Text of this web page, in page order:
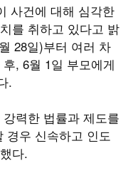
사건에 대해 심각한
를 취하고 있다고 밝
28일)부터 여러 차
, 6월 1일 부모에게
.
력한 법률과 제도를
경우 신속하고 인도
다.